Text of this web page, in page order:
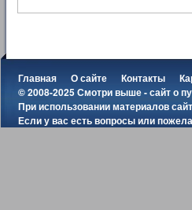
Главная О сайте Контакты
© 2008-2025 Смотри выше - сайт о
При использовании материалов
Если у вас есть вопросы или